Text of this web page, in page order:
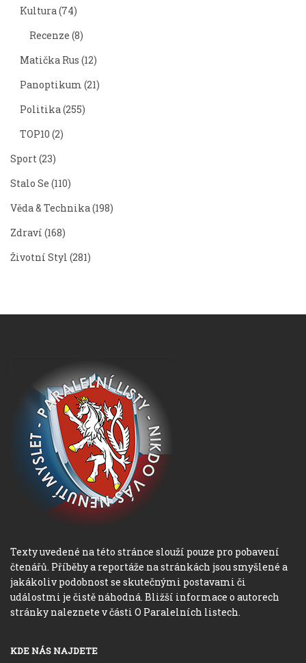
Kultura (74)
Recenze (8)
Matička Rus (12)
Panoptikum (21)
Politika (255)
TOP10 (2)
Sport (23)
Stalo Se (110)
Věda & Technika (198)
Zdraví (168)
Životní Styl (281)
Texty uvedené na této stránce slouží pouze pro pobavení
čtenářů. Příběhy a reportáže na stránkách jsou smyšlené a
jakákoliv podobnost se skutečnými postavami či
událostmi je čistě náhodná. Bližší informace o autorech
stránky naleznete v části O Paralelních listech.
KDE NÁS NAJDETE